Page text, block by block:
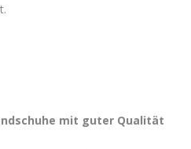
mit guter Qualität